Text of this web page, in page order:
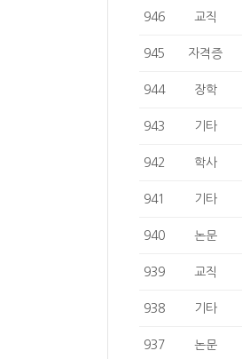
946 교직
945 자격증
944 장학
943 기타
942 학사
941 기타
940 논문
939 교직
938 기타
937 논문